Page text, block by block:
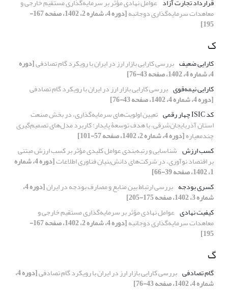
معاهدات سرمایه‌گذاری دوجانبه [دوره 4، شماره 2، 1402، صفحه 167-
195]
ک
کارایی ضعیف بررسی کارایی بازار ارز در ایران با رویکرد گام تصادفی[دوره
4، شماره 4، 1402، صفحه 43-76]
کارایی نیمه‌قوی بررسی کارایی بازار ارز در ایران با رویکرد گام تصادفی
[دوره 4، شماره 4، 1402، صفحه 43-76]
کد ISIC چهار رقمی
تعیین اولویت‌‌های سرمایه‌گذاری، در بخش صنعت
استان آذربایجان‌شرقی، با هدف توسعۀ پایدار: کاربرد مدل‌‌های تصمیم‌گیری
چندمعیاره[دوره 4، شماره 2، 1402، صفحه 57-101]
کسب ارزش شناسایی و رتبه‏‌بندی عوامل کلیدی مؤثر بر کسب ارزش مبتنی
بر اقتصاد نوآوری، در شرکت‏‌های دانش‌‏بنیان فناوری اطلاعات [دوره 4، شماره
1، 1402، صفحه 39-66]
کسری بودجه بررسی ارتباط بین منابع و مصارف بودجه در ایران [دوره 4،
شماره 3، 1402، صفحه 175-205]
کیفیت نهادی عوامل نهادی مؤثر بر سرمایه‌گذاری مستقیم خارجی و
معاهدات سرمایه‌گذاری دوجانبه [دوره 4، شماره 2، 1402، صفحه 167-
195]
گ
گام تصادفی بررسی کارایی بازار ارز در ایران با رویکرد گام تصادفی [دوره 4،
شماره 4، 1402، صفحه 43-76]